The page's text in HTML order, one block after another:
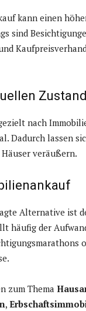
kann einen
sind
Zustand
nach
Dadurch lassen
veräußern.
Alternative ist
häufig der
zum Thema
,